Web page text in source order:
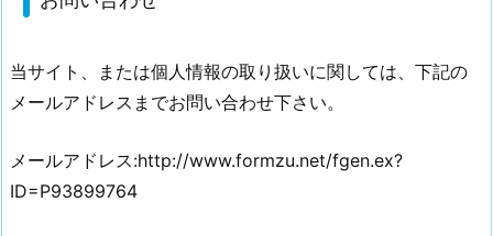
当サイト、または個人情報の取り扱いに関しては、下記の
メールアドレスまでお問い合わせ下さい。
メールアドレス:http://www.formzu.net/fgen.ex?
ID=P93899764